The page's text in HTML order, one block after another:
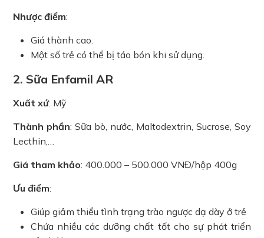
Nhược điểm:
Giá thành cao.
Một số trẻ có thể bị táo bón khi sử dụng.
2. Sữa Enfamil AR
Xuất xứ: Mỹ
Thành phần: Sữa bò, nước, Maltodextrin, Sucrose, Soy
Lecthin,…
Giá tham khảo: 400.000 – 500.000 VNĐ/hộp 400g
Ưu điểm:
Giúp giảm thiểu tình trạng trào ngược dạ dày ở trẻ
Chứa nhiều các dưỡng chất tốt cho sự phát triển